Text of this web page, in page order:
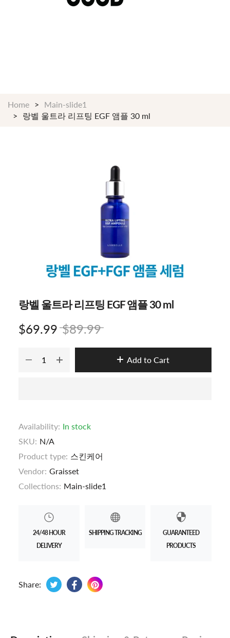
Home
Main-slide1
랑벨 울트라 리프팅 EGF 앰플 30 ml
랑벨 울트라 리프팅 EGF 앰플 30 ml
$69.99 $89.99
Add to Cart
Availability: In stock
SKU: N/A
Product type: 스킨케어
Vendor: Graisset
Collections: Main-slide1
24/48 HOUR
DELIVERY
SHIPPING TRACKING
GUARANTEED
PRODUCTS
Share: Tweet on Twitter
Opens in a new window.
Share on Facebook
Opens in a new window.
Pin on Pinterest
Opens in a new window.